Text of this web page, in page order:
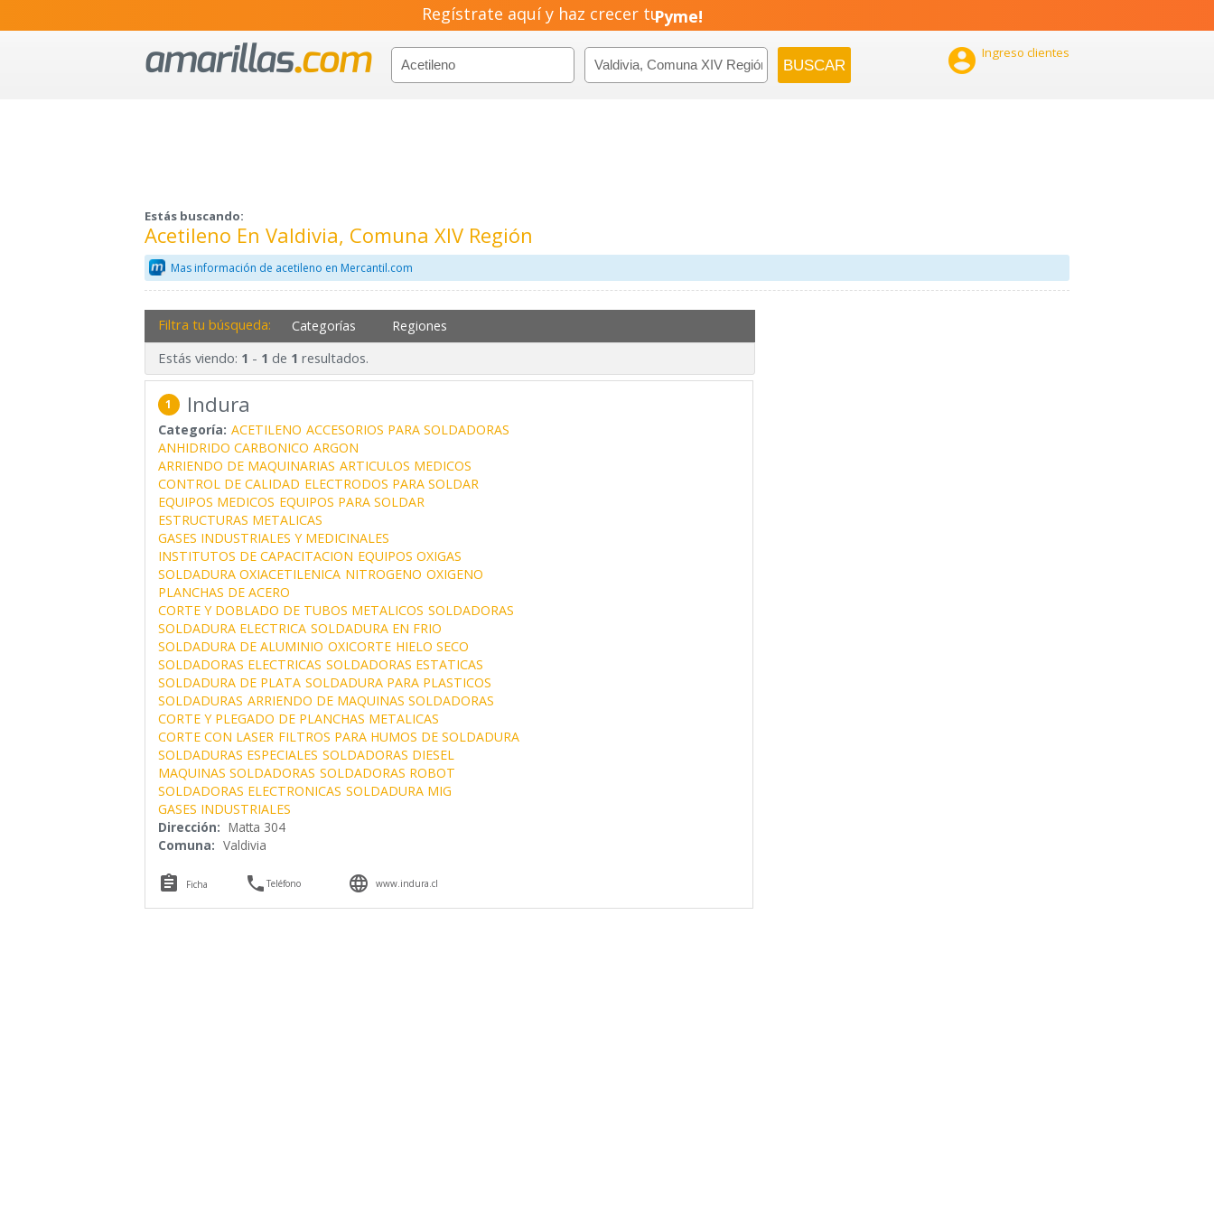
Regístrate aquí y haz crecer tuPyme!
Emprendimiento!
 Ingreso clientes
Estás buscando:
Acetileno En Valdivia, Comuna XIV Región
Mas información de acetileno en Mercantil.com
Filtra tu búsqueda: Categorías Regiones
Estás viendo: 1 - 1 de 1 resultados.
1 Indura
Categoría: ACETILENO ACCESORIOS PARA SOLDADORAS
ANHIDRIDO CARBONICO ARGON
ARRIENDO DE MAQUINARIAS ARTICULOS MEDICOS
CONTROL DE CALIDAD ELECTRODOS PARA SOLDAR
EQUIPOS MEDICOS EQUIPOS PARA SOLDAR
ESTRUCTURAS METALICAS
GASES INDUSTRIALES Y MEDICINALES
INSTITUTOS DE CAPACITACION EQUIPOS OXIGAS
SOLDADURA OXIACETILENICA NITROGENO OXIGENO
PLANCHAS DE ACERO
CORTE Y DOBLADO DE TUBOS METALICOS SOLDADORAS
SOLDADURA ELECTRICA SOLDADURA EN FRIO
SOLDADURA DE ALUMINIO OXICORTE HIELO SECO
SOLDADORAS ELECTRICAS SOLDADORAS ESTATICAS
SOLDADURA DE PLATA SOLDADURA PARA PLASTICOS
SOLDADURAS ARRIENDO DE MAQUINAS SOLDADORAS
CORTE Y PLEGADO DE PLANCHAS METALICAS
CORTE CON LASER FILTROS PARA HUMOS DE SOLDADURA
SOLDADURAS ESPECIALES SOLDADORAS DIESEL
MAQUINAS SOLDADORAS SOLDADORAS ROBOT
SOLDADORAS ELECTRONICAS SOLDADURA MIG
GASES INDUSTRIALES
Dirección: Matta 304
Comuna: Valdivia
 Ficha Teléfono  www.indura.cl